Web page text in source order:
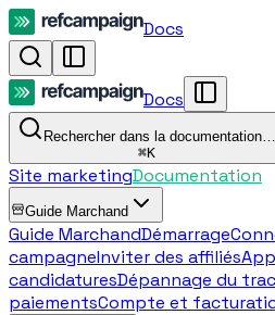
Docs
Docs
Rechercher dans la documentation…
⌘K
Site marketingDocumentation
Guide Marchand
Guide MarchandDémarrage
campagneInviter des affiliés
candidaturesDépannage du
paiementsCompte et